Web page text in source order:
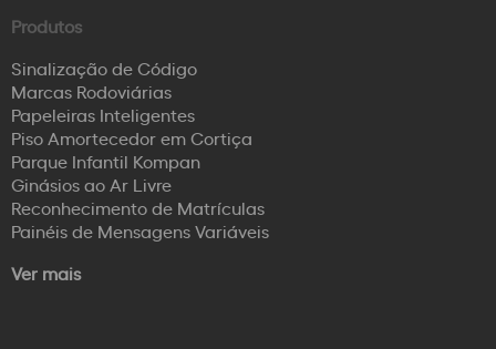
Produtos
Sinalização de Código
Marcas Rodoviárias
Papeleiras Inteligentes
Piso Amortecedor em Cortiça
Parque Infantil Kompan
Ginásios ao Ar Livre
Reconhecimento de Matrículas
Painéis de Mensagens Variáveis
Ver mais